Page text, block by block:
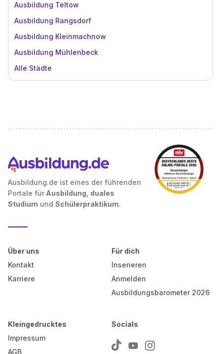
Ausbildung Teltow
Ausbildung Rangsdorf
Ausbildung Kleinmachnow
Ausbildung Mühlenbeck
Alle Städte
Ausbildung.de ist eines der führenden
Portale für Ausbildung, duales
Studium und Schülerpraktikum.
Über uns
Kontakt
Karriere
Für dich
Inserieren
Anmelden
Ausbildungsbarometer 2026
Kleingedrucktes
Impressum
AGB
Socials